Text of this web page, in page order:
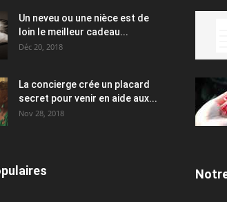
Un neveu ou une nièce est de
loin le meilleur cadeau...
Déc 20, 2018
La concierge crée un placard
secret pour venir en aide aux...
Nov 28, 2018